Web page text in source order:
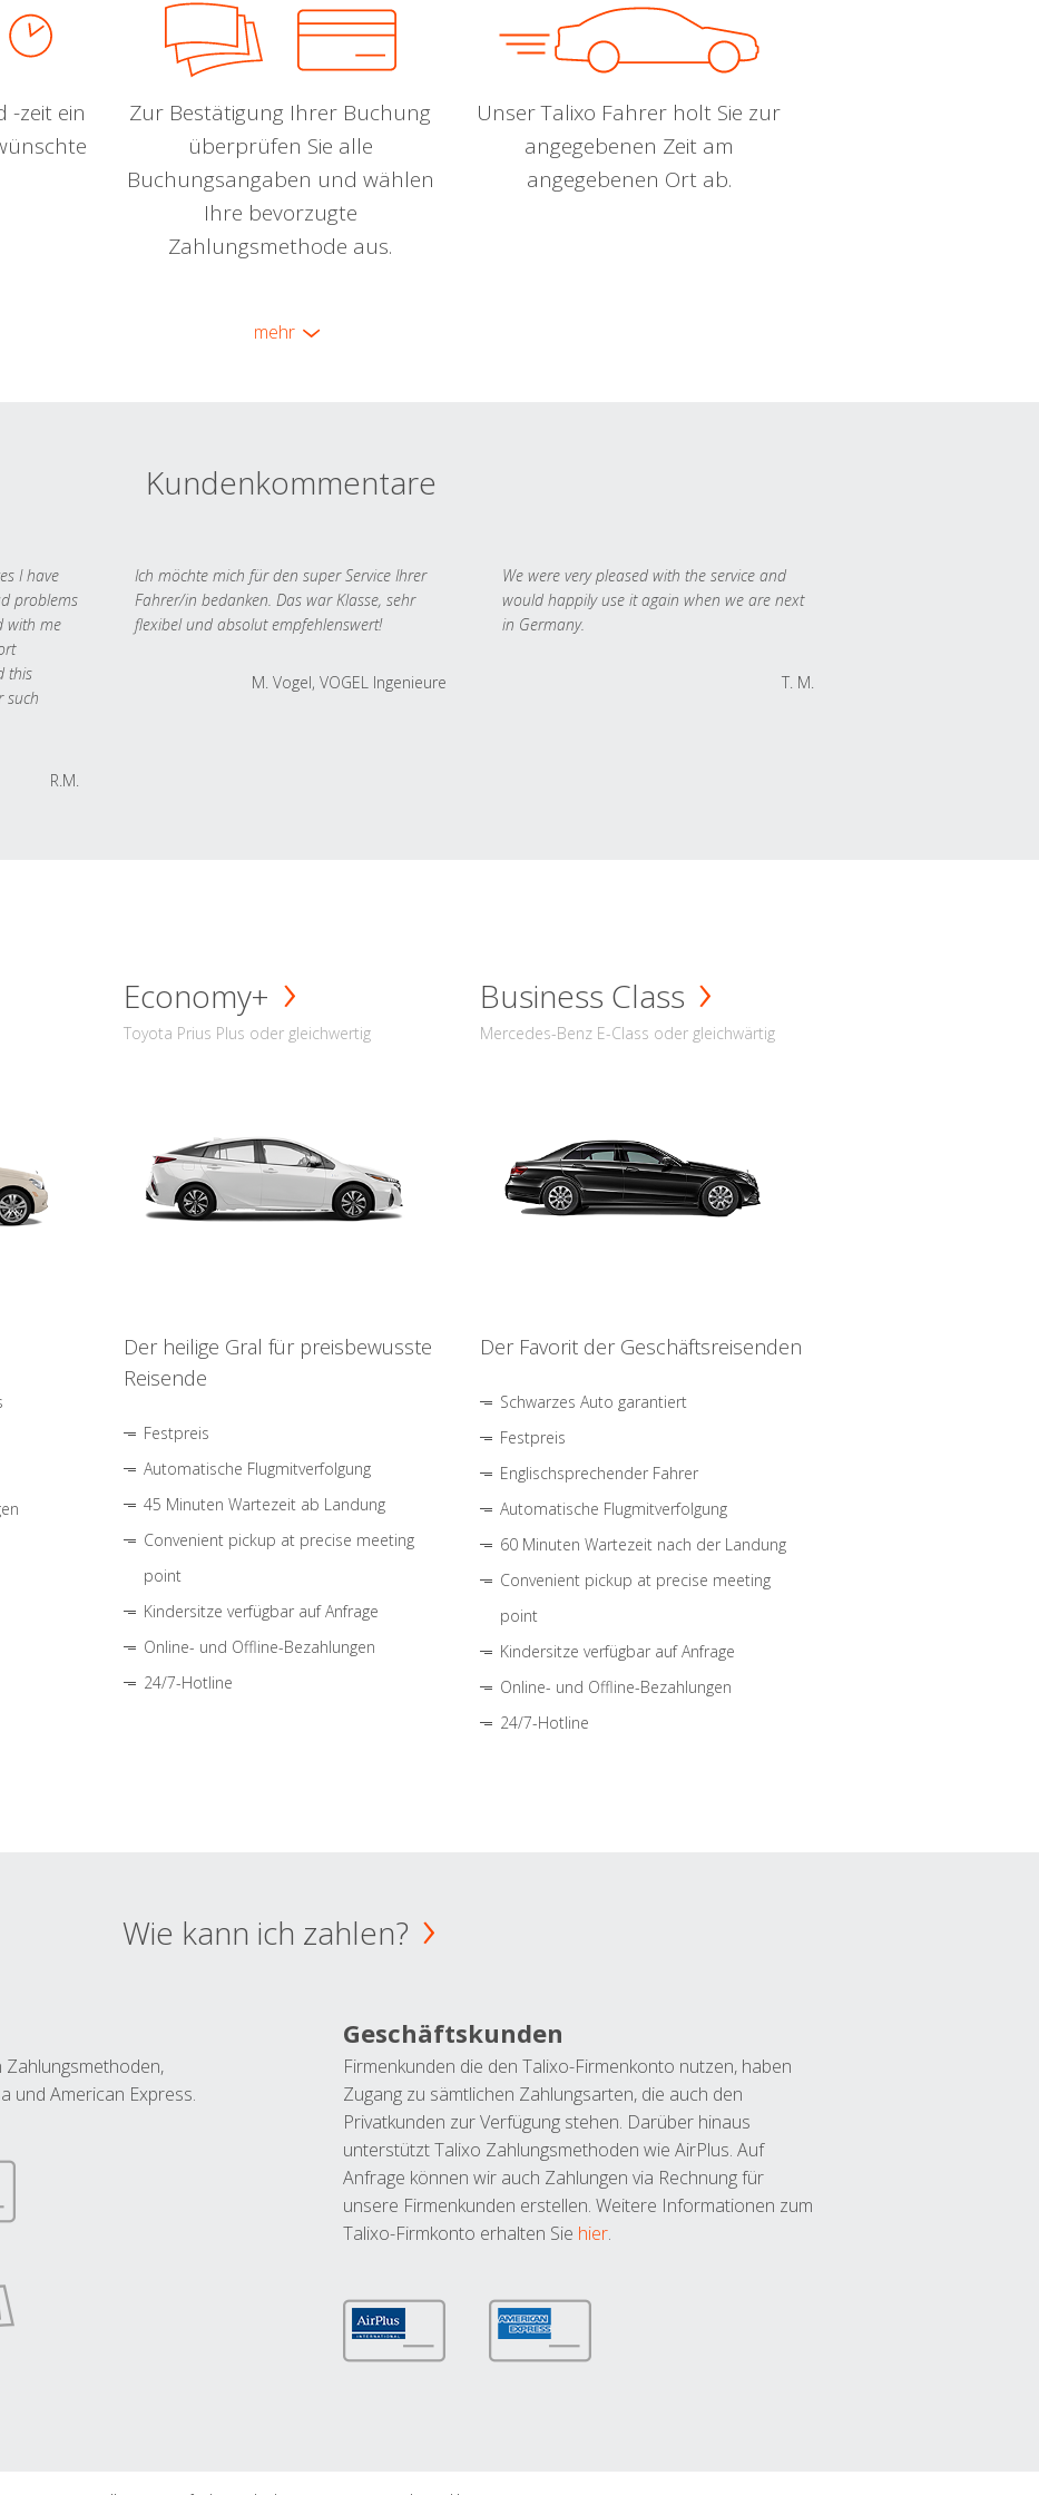
-zeit ein
Zur Bestätigung Ihrer Buchung
überprüfen Sie alle
Buchungsangaben und wählen
Ihre bevorzugte
Zahlungsmethode aus.
Unser Talixo Fahrer holt Sie zur
angegebenen Zeit am
angegebenen Ort ab.
mehr
Kundenkommentare
I have
problems
with me
this
such
R.M.
Ich möchte mich für den super Service Ihrer
Fahrer/in bedanken. Das war Klasse, sehr
flexibel und absolut empfehlenswert!
M. Vogel, VOGEL Ingenieure
We were very pleased with the service and
would happily use it again when we are next
in Germany.
T. M.
Economy+
Toyota Prius Plus oder gleichwertig
Der heilige Gral für preisbewusste
Reisende
Festpreis
Automatische Flugmitverfolgung
45 Minuten Wartezeit ab Landung
Convenient pickup at precise meeting
point
Kindersitze verfügbar auf Anfrage
Online- und Offline-Bezahlungen
24/7-Hotline
Business Class
Mercedes-Benz E-Class oder gleichwärtig
Der Favorit der Geschäftsreisenden
Schwarzes Auto garantiert
Festpreis
Englischsprechender Fahrer
Automatische Flugmitverfolgung
60 Minuten Wartezeit nach der Landung
Convenient pickup at precise meeting
point
Kindersitze verfügbar auf Anfrage
Online- und Offline-Bezahlungen
24/7-Hotline
Wie kann ich zahlen?
Zahlungsmethoden,
und American Express.
Geschäftskunden
Firmenkunden die den Talixo-Firmenkonto nutzen, haben
Zugang zu sämtlichen Zahlungsarten, die auch den
Privatkunden zur Verfügung stehen. Darüber hinaus
unterstützt Talixo Zahlungsmethoden wie AirPlus. Auf
Anfrage können wir auch Zahlungen via Rechnung für
unsere Firmenkunden erstellen. Weitere Informationen zum
Talixo-Firmkonto erhalten Sie hier.